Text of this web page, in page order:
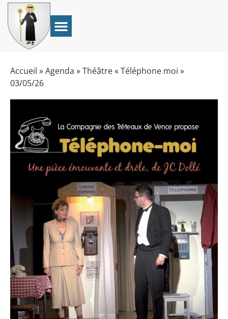
Accueil »Agenda »Théâtre « Téléphone moi »
03/05/26